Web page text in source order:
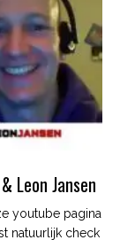
Leon Jansen
youtube pagina
natuurlijk check